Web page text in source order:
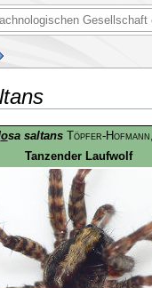
osa saltans Töpfer-Hofmann
Tanzender Laufwolf